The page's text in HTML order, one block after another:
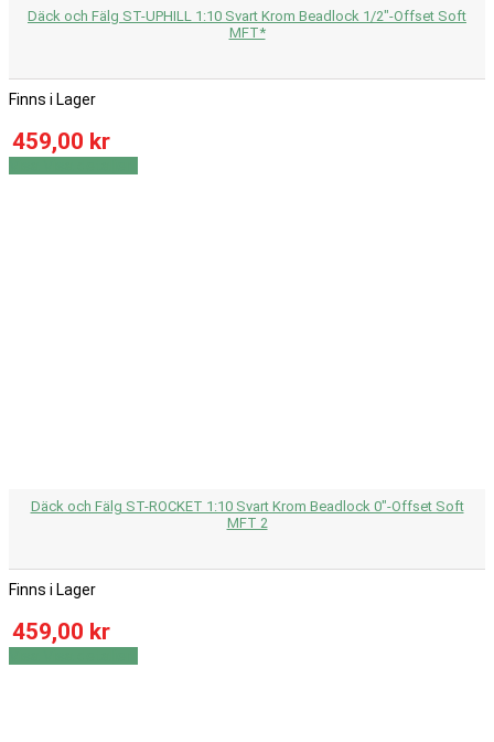
Däck och Fälg ST-UPHILL 1:10 Svart Krom Beadlock 1/2"-Offset Soft
MFT*
Finns i Lager
459,00 kr
Däck och Fälg ST-ROCKET 1:10 Svart Krom Beadlock 0"-Offset Soft
MFT 2
Finns i Lager
459,00 kr